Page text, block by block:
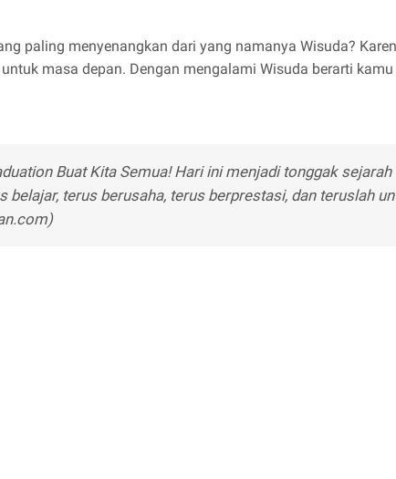
paling menyenangkan dari yang namanya Wisuda?
masa depan. Dengan mengalami Wisuda berarti
Buat Kita Semua! Hari ini menjadi tonggak
belajar, terus berusaha, terus berprestasi, dan teruslah